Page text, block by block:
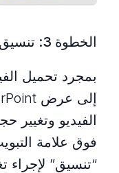
الخطوة 3: تنسيق الفيديو
بمجرد تحميل
الفيديو وتغيير
فوق علامة
“تنسيق” لإجراء